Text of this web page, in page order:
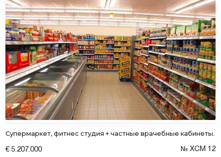
Супермаркет, фитнес студия + частные врачебные кабинеты.
€ 5.207.000 № XCM 12